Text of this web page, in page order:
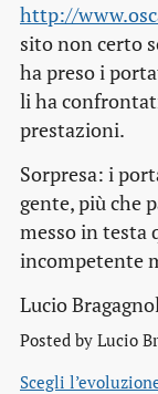
http://
sito non certo
ha preso i
li ha
prestazioni.
Sorpresa: i
gente, più che
messo in testa
incompetente
Lucio
Posted by Lucio
Scegli